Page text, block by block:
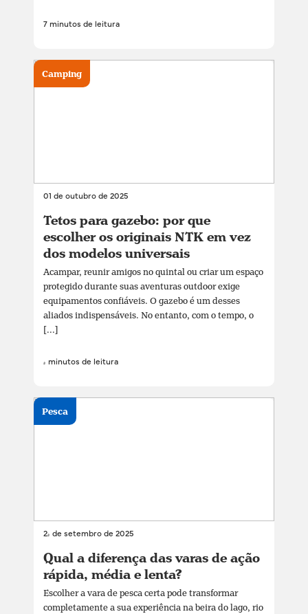
7 minutos de leitura
01 de outubro de 2025
Tetos para gazebo: por que
escolher os originais NTK em vez
dos modelos universais
Acampar, reunir amigos no quintal ou criar um espaço
protegido durante suas aventuras outdoor exige
equipamentos confiáveis. O gazebo é um desses
aliados indispensáveis. No entanto, com o tempo, o
[...]
4 minutos de leitura
Camping
24 de setembro de 2025
Qual a diferença das varas de ação
rápida, média e lenta?
Escolher a vara de pesca certa pode transformar
completamente a sua experiência na beira do lago, rio
Pesca